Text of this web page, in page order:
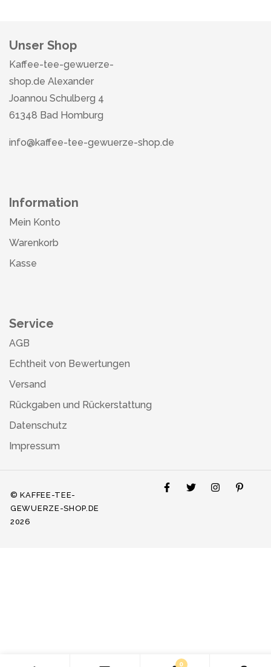
Unser Shop
Kaffee-tee-gewuerze-
shop.de Alexander
Joannou Schulberg 4
61348 Bad Homburg
info@kaffee-tee-gewuerze-shop.de
Information
Mein Konto
Warenkorb
Kasse
Service
AGB
Echtheit von Bewertungen
Versand
Rückgaben und Rückerstattung
Datenschutz
Impressum
© KAFFEE-TEE-
GEWUERZE-SHOP.DE
2026
0